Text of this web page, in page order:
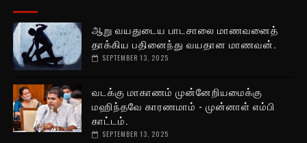
ஆறு வயதுடைய பாடசாலை மாணவனைத்
தாக்கிய பதினைந்து வயதான மாணவன்.
SEPTEMBER 13, 2025
வடக்கு மாகாணம் முன்னேறியமைக்கு
மஹிந்தவே காரணமாம் - முன்னாள் எம்பி
காட்டம்.
SEPTEMBER 13, 2025